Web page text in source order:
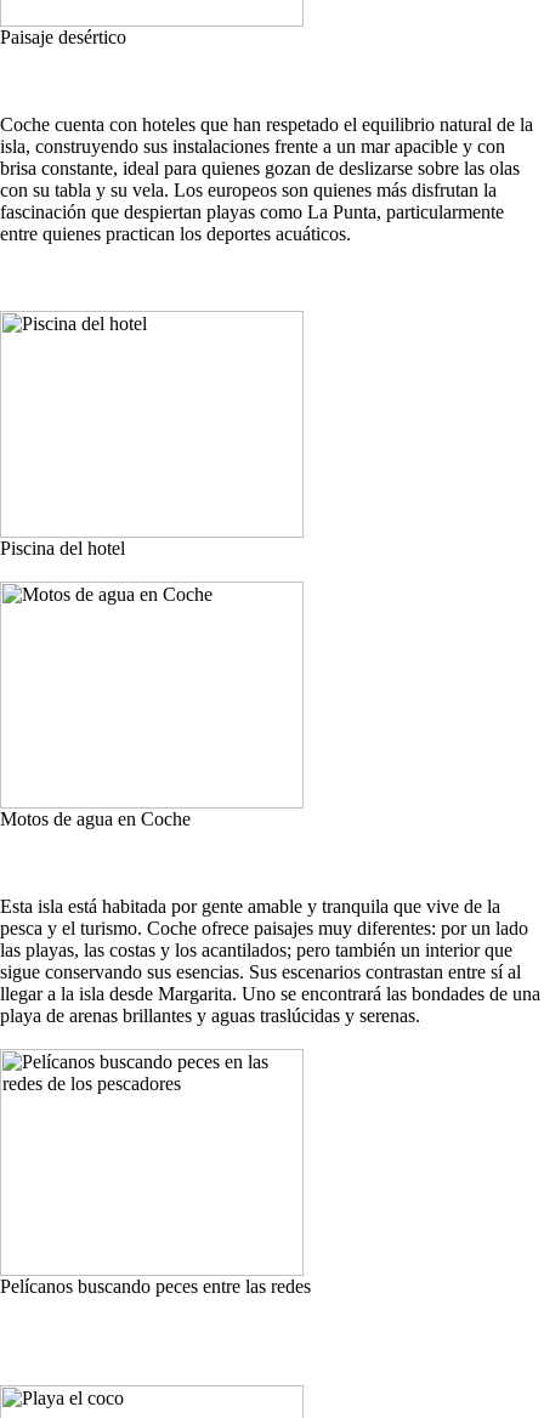
Paisaje desértico
Coche cuenta con hoteles que han respetado el equilibrio natural de la
isla, construyendo sus instalaciones frente a un mar apacible y con
brisa constante, ideal para quienes gozan de deslizarse sobre las olas
con su tabla y su vela. Los europeos son quienes más disfrutan la
fascinación que despiertan playas como La Punta, particularmente
entre quienes practican los deportes acuáticos.
Piscina del hotel
Motos de agua en Coche
Esta isla está habitada por gente amable y tranquila que vive de la
pesca y el turismo. Coche ofrece paisajes muy diferentes: por un lado
las playas, las costas y los acantilados; pero también un interior que
sigue conservando sus esencias. Sus escenarios contrastan entre sí al
llegar a la isla desde Margarita. Uno se encontrará las bondades de una
playa de arenas brillantes y aguas traslúcidas y serenas.
Pelícanos buscando peces entre las redes